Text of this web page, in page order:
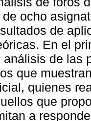
ocho
de
En el
análisis de las
que
quienes
que
a